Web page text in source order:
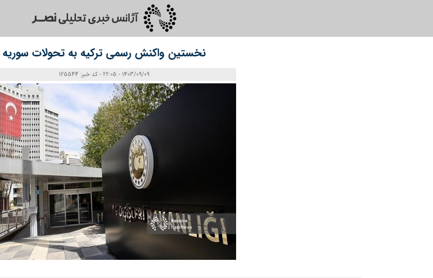
نخستین واکنش رسمی ترکیه به تحولات سوریه
1403/09/09 - 22:05 - کد خبر: 125544